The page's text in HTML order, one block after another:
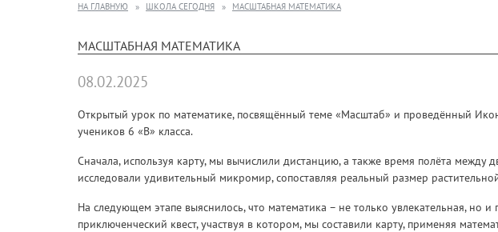
НА ГЛАВНУЮ ШКОЛА СЕГОДНЯ МАСШТАБНАЯ МАТЕМАТИКА
МАСШТАБНАЯ МАТЕМАТИКА
08.02.2025
Открытый урок по математике, посвящённый теме «Масштаб» и проведённый
учеников 6 «В» класса.
Сначала, используя карту, мы вычислили дистанцию, а также время полёта
исследовали удивительный микромир, сопоставляя реальный размер
На следующем этапе выяснилось, что математика – не только увлекательная, но
приключенческий квест, участвуя в котором, мы составили карту, применяя